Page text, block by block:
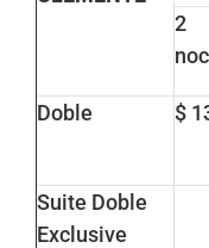
2
Doble $
Suite Doble
Exclusive